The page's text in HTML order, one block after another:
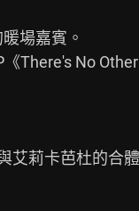
場嘉賓。
There's No Other
艾莉卡芭杜的合體